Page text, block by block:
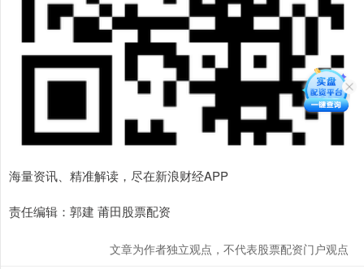
海量资讯、精准解读，尽在新浪财经APP
责任编辑：郭建 莆田股票配资
文章为作者独立观点，不代表股票配资门户观点